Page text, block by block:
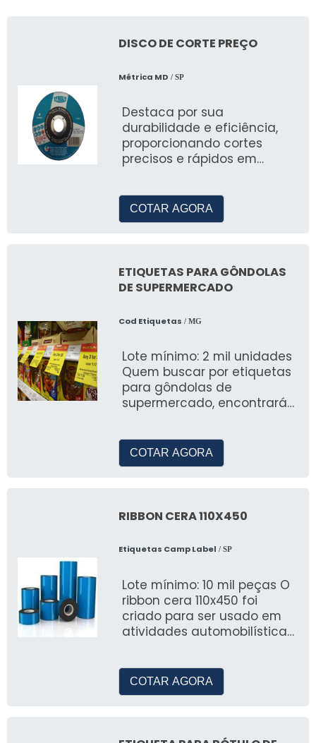
DISCO DE CORTE PREÇO
Métrica MD / SP
Destaca por sua
durabilidade e eficiência,
proporcionando cortes
precisos e rápidos em
COTAR AGORA
ETIQUETAS PARA GÔNDOLAS
DE SUPERMERCADO
Cod Etiquetas / MG
Lote mínimo: 2 mil unidades
Quem buscar por etiquetas
para gôndolas de
supermercado, encontrará
COTAR AGORA
RIBBON CERA 110X450
Etiquetas Camp Label / SP
Lote mínimo: 10 mil peças O
ribbon cera 110x450 foi
criado para ser usado em
atividades automobilísticas
COTAR AGORA